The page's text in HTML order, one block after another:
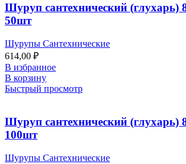
Шуруп сантехнический (глухарь)
50шт
Шурупы Сантехнические
614,00 ₽
В избранное
В корзину
Быстрый просмотр
Шуруп сантехнический (глухарь)
100шт
Шурупы Сантехнические